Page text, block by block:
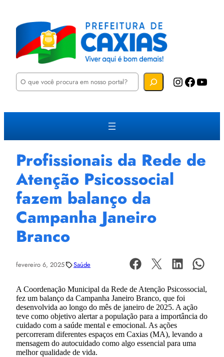
P
u
a
Instagram Facebook YouTube
Profissionais da Rede de
Atenção Psicossocial
fazem balanço da
Campanha Janeiro
Branco
fevereiro 6, 2025 Saúde
A Coordenação Municipal da Rede de Atenção Psicossocial,
fez um balanço da Campanha Janeiro Branco, que foi
desenvolvida ao longo do mês de janeiro de 2025. A ação
teve como objetivo alertar a população para a importância do
cuidado com a saúde mental e emocional. As ações
percorreram diferentes espaços em Caxias (MA), levando a
mensagem do autocuidado como algo essencial para uma
melhor qualidade de vida.